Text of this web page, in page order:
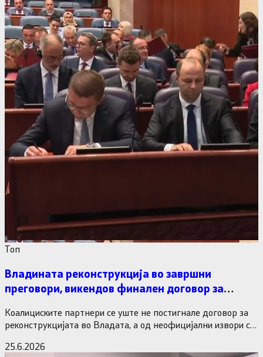
Tоп
Владината реконструкција во завршни
преговори, викендов финален договор за
Коалициските партнери се уште не постигнале договор за
реконструкцијата во Владата, а од неофицијални извори се
25.6.2026